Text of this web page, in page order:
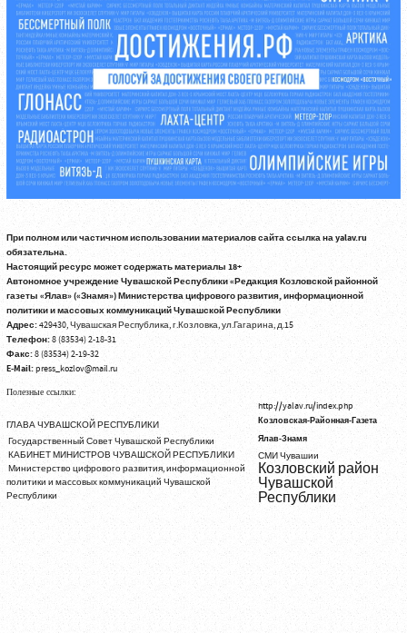
При полном или частичном использовании материалов сайта ссылка на yalav.ru
обязательна.
Настоящий ресурс может содержать материалы 18+
Автономное учреждение Чувашской Республики «Редакция Козловской районной
газеты «Ялав» («Знамя») Министерства цифрового развития, информационной
политики и массовых коммуникаций Чувашской Республики
Адрес:429430, Чувашская Республика, г.Козловка, ул.Гагарина, д.15
Телефон:8 (83534) 2-18-31
Факс:8 (83534) 2-19-32
E-Mail:press_kozlov@mail.ru
Полезные ссылки:
ГЛАВА ЧУВАШСКОЙ РЕСПУБЛИКИ
Государственный Совет Чувашской Республики
КАБИНЕТ МИНИСТРОВ ЧУВАШСКОЙ РЕСПУБЛИКИ
Министерство цифрового развития, информационной
политики и массовых коммуникаций Чувашской
Республики
http://yalav.ru/index.php
Козловская-Районная-Газета
Ялав-Знамя
СМИ Чувашии
Козловский район
Чувашской
Республики